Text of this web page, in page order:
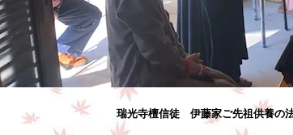
瑞光寺檀信徒 伊藤家ご先祖供養の